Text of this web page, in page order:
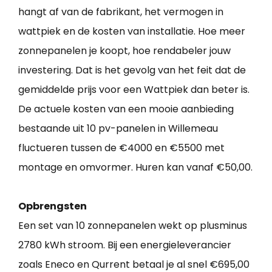
hangt af van de fabrikant, het vermogen in
wattpiek en de kosten van installatie. Hoe meer
zonnepanelen je koopt, hoe rendabeler jouw
investering. Dat is het gevolg van het feit dat de
gemiddelde prijs voor een Wattpiek dan beter is.
De actuele kosten van een mooie aanbieding
bestaande uit 10 pv-panelen in Willemeau
fluctueren tussen de €4000 en €5500 met
montage en omvormer. Huren kan vanaf €50,00.
Opbrengsten
Een set van 10 zonnepanelen wekt op plusminus
2780 kWh stroom. Bij een energieleverancier
zoals Eneco en Qurrent betaal je al snel €695,00